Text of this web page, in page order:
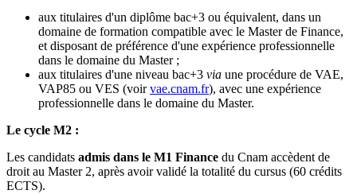
aux titulaires d'un diplôme bac+3 ou équivalent, dans un
domaine de formation compatible avec le Master de Finance,
et disposant de préférence d'une expérience professionnelle
dans le domaine du Master ;
aux titulaires d'une niveau bac+3 via une procédure de VAE,
VAP85 ou VES (voirvae.cnam.fr), avec une expérience
professionnelle dans le domaine du Master.
Le cycle M2 :
Les candidats admis dans le M1 Finance du Cnam accèdent de
droit au Master 2, après avoir validé la totalité du cursus (60 crédits
ECTS).